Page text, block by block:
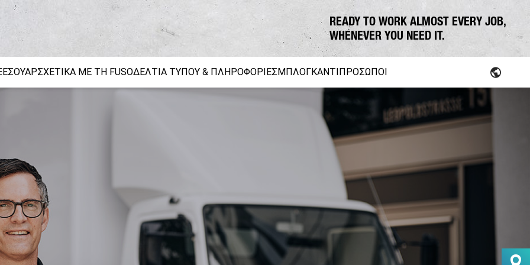
READY TO WORK ALMOST EVERY JOB,
WHENEVER YOU NEED IT.
Δημοτική χρήση
ΣΧΕΤΙΚΆ ΜΕ ΤΗ FUSOΔΕΛΤΊΑ ΤΎΠΟΥ & ΠΛΗΡΟΦΟΡΊΕΣΜΠΛΟΓΚΑΝΤΙΠΡΌΣΩΠΟΙ
ΕΠΙΚΟΙΝΩΝΙΑΣ ΜΕ ΤΗ
μας το αίτημά σας χρησιμοποιώντας αυτή τη φόρμα
ΕΠΏΝΥΜΟ*